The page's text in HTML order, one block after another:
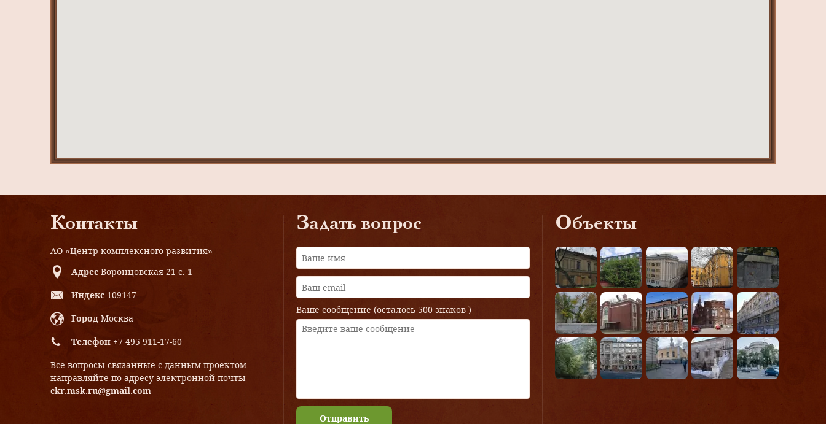
Контакты
АО «Центр комплексного развития»
Адрес Воронцовская 21 с. 1
Индекс 109147
Город Москва
Телефон +7 495 911-17-60
Все вопросы связанные с данным проектом
направляйте по адресу электронной почты
ckr.msk.ru@gmail.com
Задать вопрос
Ваше сообщение (осталось 500 знаков )
Отправить
Объекты